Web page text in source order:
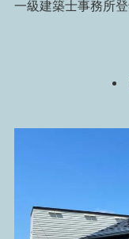
一級建築士事務所